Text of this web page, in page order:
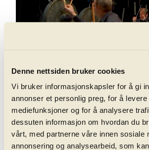
Denne nettsiden bruker cookies
Vi bruker informasjonskapsler for å gi
annonser et personlig preg, for å
mediefunksjoner og for å analysere
dessuten informasjon om hvordan du
vårt, med partnerne våre innen sosiale
annonsering og analysearbeid, som
Orchestra
Recording from 13. June 2022